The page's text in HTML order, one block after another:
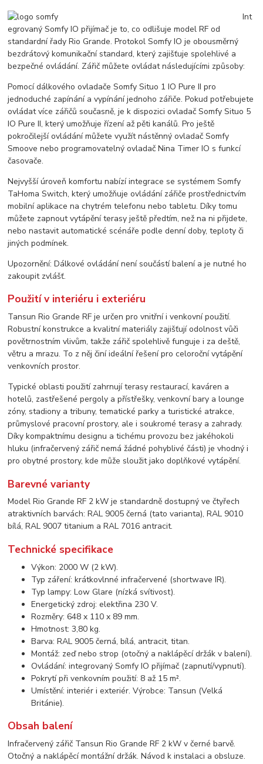
Int
egrovaný Somfy IO přijímač je to, co odlišuje model RF od
standardní řady Rio Grande. Protokol Somfy IO je obousměrný
bezdrátový komunikační standard, který zajišťuje spolehlivé a
bezpečné ovládání. Zářič můžete ovládat následujícími způsoby:
Pomocí dálkového ovladače Somfy Situo 1 IO Pure II pro
jednoduché zapínání a vypínání jednoho zářiče. Pokud potřebujete
ovládat více zářičů současně, je k dispozici ovladač Somfy Situo 5
IO Pure II, který umožňuje řízení až pěti kanálů. Pro ještě
pokročilejší ovládání můžete využít nástěnný ovladač Somfy
Smoove nebo programovatelný ovladač Nina Timer IO s funkcí
časovače.
Nejvyšší úroveň komfortu nabízí integrace se systémem Somfy
TaHoma Switch, který umožňuje ovládání zářiče prostřednictvím
mobilní aplikace na chytrém telefonu nebo tabletu. Díky tomu
můžete zapnout vytápění terasy ještě předtím, než na ni přijdete,
nebo nastavit automatické scénáře podle denní doby, teploty či
jiných podmínek.
Upozornění: Dálkové ovládání není součástí balení a je nutné ho
zakoupit zvlášť.
Použití v interiéru i exteriéru
Tansun Rio Grande RF je určen pro vnitřní i venkovní použití.
Robustní konstrukce a kvalitní materiály zajišťují odolnost vůči
povětrnostním vlivům, takže zářič spolehlivě funguje i za deště,
větru a mrazu. To z něj činí ideální řešení pro celoroční vytápění
venkovních prostor.
Typické oblasti použití zahrnují terasy restaurací, kaváren a
hotelů, zastřešené pergoly a přístřešky, venkovní bary a lounge
zóny, stadiony a tribuny, tematické parky a turistické atrakce,
průmyslové pracovní prostory, ale i soukromé terasy a zahrady.
Díky kompaktnímu designu a tichému provozu bez jakéhokoli
hluku (infračervený zářič nemá žádné pohyblivé části) je vhodný i
pro obytné prostory, kde může sloužit jako doplňkové vytápění.
Barevné varianty
Model Rio Grande RF 2 kW je standardně dostupný ve čtyřech
atraktivních barvách: RAL 9005 černá (tato varianta), RAL 9010
bílá, RAL 9007 titanium a RAL 7016 antracit.
Technické specifikace
Výkon: 2000 W (2 kW).
Typ záření: krátkovlnné infračervené (shortwave IR).
Typ lampy: Low Glare (nízká svítivost).
Energetický zdroj: elektřina 230 V.
Rozměry: 648 x 110 x 89 mm.
Hmotnost: 3,80 kg.
Barva: RAL 9005 černá, bílá, antracit, titan.
Montáž: zeď nebo strop (otočný a naklápěcí držák v balení).
Ovládání: integrovaný Somfy IO přijímač (zapnutí/vypnutí).
Pokrytí při venkovním použití: 8 až 15 m².
Umístění: interiér i exteriér. Výrobce: Tansun (Velká
Británie).
Obsah balení
Infračervený zářič Tansun Rio Grande RF 2 kW v černé barvě.
Otočný a naklápěcí montážní držák. Návod k instalaci a obsluze.